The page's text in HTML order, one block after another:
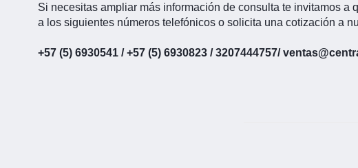
Si necesitas ampliar más información de consulta te invitamos
a los siguientes números telefónicos o solicita una cotización a
+57 (5) 6930541 / +57 (5) 6930823 / 3207444757/